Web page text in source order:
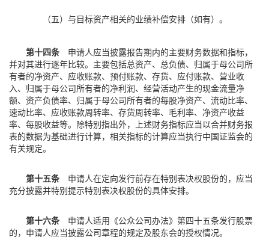
（五）与目标资产相关的业绩补偿安排（如有）。
第十四条 申请人应当披露报告期内的主要财务数据和指标，
并对其进行逐年比较。主要包括总资产、总负债、归属于母公司所
有者的净资产、应收账款、预付账款、存货、应付账款、营业收
入、归属于母公司所有者的净利润、经营活动产生的现金流量净
额、资产负债率、归属于母公司所有者的每股净资产、流动比率、
速动比率、应收账款周转率、存货周转率、毛利率、净资产收益
率、每股收益等。除特别指出外，上述财务指标应当以合并财务报
表的数据为基础进行计算，相关指标的计算应当执行中国证监会的
有关规定。
第十五条 申请人在定向发行前存在特别表决权股份的，应当
充分披露并特别提示特别表决权股份的具体安排。
第十六条 申请人适用《公众公司办法》第四十五条发行股票
的，申请人应当披露公司章程的规定及股东会的授权情况。